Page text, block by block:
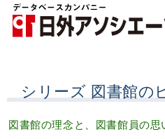
シリーズ 図書館の
図書館の理念と、図書館員の